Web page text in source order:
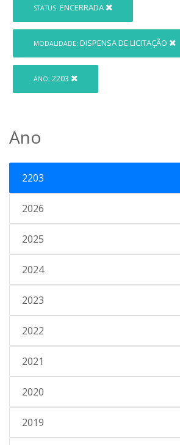
STATUS: ENCERRADA
MODALIDADE: DISPENSA DE LICITAÇÃO
ANO: 2203
Ano
2203
2026
2025
2024
2023
2022
2021
2020
2019